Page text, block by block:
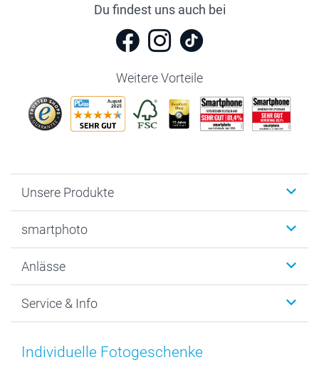
Du findest uns auch bei
Weitere Vorteile
Unsere Produkte
Fotogeschenke
MyNameBook
Fotoabzüge, Fotos als Buch & Poster
Zubehör & Material
Foto-Kalender & Agenden
smartphoto
Warum smartphoto
Datenschutz
AGB
Anlässe
Neujahr
Muttertag
Service & Info
Anmelden /Registrieren
Preise und Versandkosten
Individuelle Fotogeschenke